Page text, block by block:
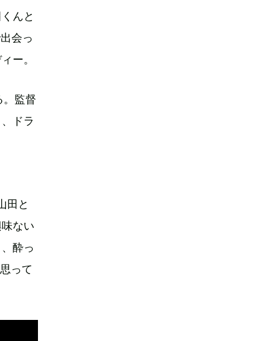
んと
会っ
ー。
。監督
ドラ
田と
ない
酔っ
って